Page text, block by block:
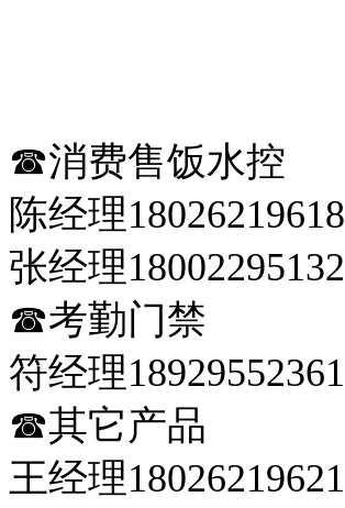
☎消费售饭水控
陈经理18026219618
张经理18002295132
☎考勤门禁
符经理18929552361
☎其它产品
王经理18026219621